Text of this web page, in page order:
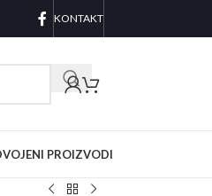
KONTAKT
PROIZVODI